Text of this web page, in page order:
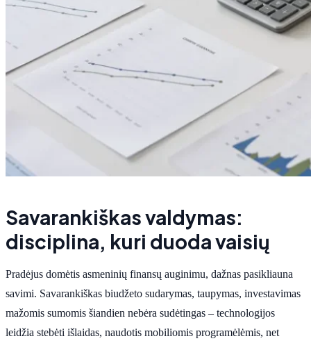
Savarankiškas valdymas:
disciplina, kuri duoda vaisių
Pradėjus domėtis asmeninių finansų auginimu, dažnas pasikliauna
savimi. Savarankiškas biudžeto sudarymas, taupymas, investavimas
mažomis sumomis šiandien nebėra sudėtingas – technologijos
leidžia stebėti išlaidas, naudotis mobiliomis programėlėmis, net